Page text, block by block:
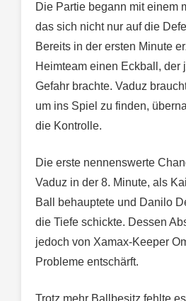
Die Partie begann mit einem
das sich nicht nur auf die
Bereits in der ersten Minute
Heimteam einen Eckball, der
Gefahr brachte. Vaduz
um ins Spiel zu finden,
die Kontrolle.
Die erste nennenswerte
Vaduz in der 8. Minute, als
Ball behauptete und Danilo
die Tiefe schickte. Dessen
jedoch von Xamax-Keeper
Probleme entschärft.